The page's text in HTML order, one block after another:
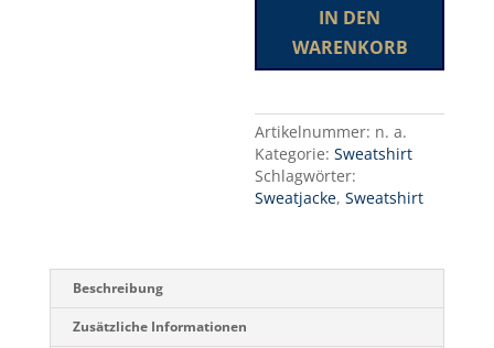
IN DEN
WARENKORB
e
n
v
e
:
Artikelnummer: n. a.
Kategorie:Sweatshirt
Schlagwörter:
Sweatjacke,Sweatshirt
Beschreibung
Zusätzliche Informationen